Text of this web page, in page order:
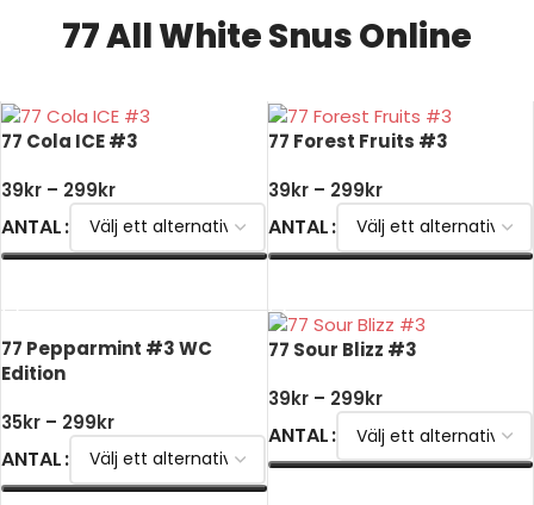
77 All White Snus Online
77 Cola ICE #3
39kr – 299kr
ANTAL
77 Forest Fruits #3
39kr – 299kr
ANTAL
77 Pepparmint #3 WC
Edition
35kr – 299kr
ANTAL
77 Sour Blizz #3
39kr – 299kr
ANTAL